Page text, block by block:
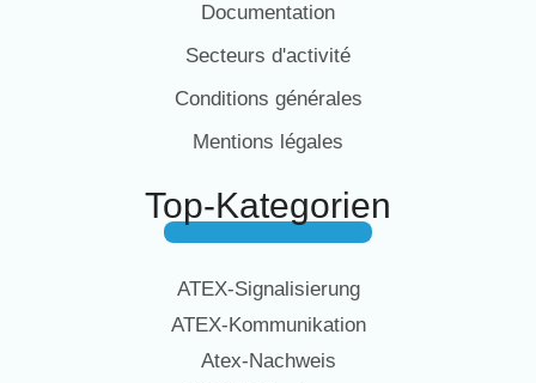
Documentation
Secteurs d'activité
Conditions générales
Mentions légales
Top-Kategorien
ATEX-Signalisierung
ATEX-Kommunikation
Atex-Nachweis